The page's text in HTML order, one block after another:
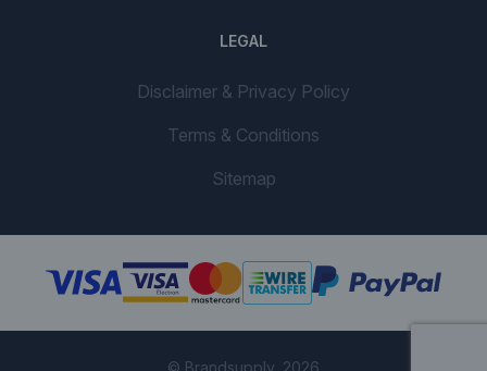
LEGAL
Disclaimer & Privacy Policy
Terms & Conditions
Sitemap